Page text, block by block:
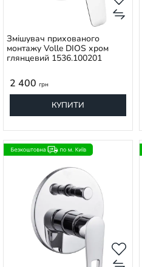
Змішувач прихованого
монтажу Volle DIOS хром
глянцевий 1536.100201
2 400 грн
КУПИТИ